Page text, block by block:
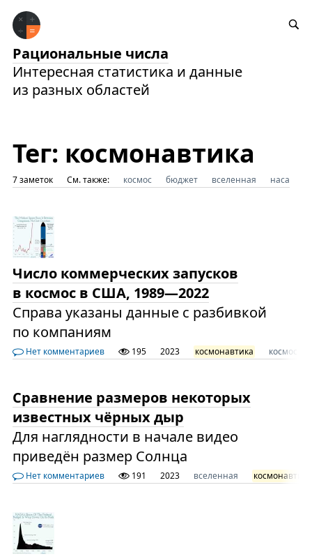
Рациональные числа
Интересная статистика и данные
из разных областей
Тег: космонавтика
7 заметок См. также: космос бюджет вселенная наса
Число коммерческих запусков
в космос в США, 1989—2022
Справа указаны данные с разбивкой
по компаниям
Нет комментариев 195 2023 космонавтика космос
Сравнение размеров некоторых
известных чёрных дыр
Для наглядности в начале видео
приведён размер Солнца
Нет комментариев 191 2023 вселенная космонавтика